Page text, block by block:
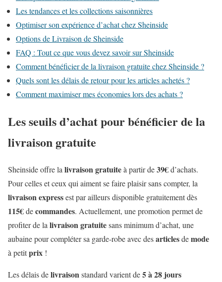
Les tendances et les collections saisonnières
Optimiser son expérience d’achat chez Sheinside
Options de Livraison de Sheinside
FAQ : Tout ce que vous devez savoir sur Sheinside
Comment bénéficier de la livraison gratuite chez Sheinside ?
Quels sont les délais de retour pour les articles achetés ?
Comment maximiser mes économies lors des achats ?
Les seuils d’achat pour bénéficier de la
livraison gratuite
Sheinside offre la livraisongratuiteà partir de39€d’achats.
Pour celles et ceux qui aiment se faire plaisir sans compter, la
livraisonexpressest par ailleurs disponible gratuitement dès
115€decommandes. Actuellement, une promotion permet de
profiter de la livraisongratuitesans minimum d’achat, une
aubaine pour compléter sa garde-robe avec desarticlesdemode
à petitprix !
Les délais delivraisonstandard varient de5 à 28 jours